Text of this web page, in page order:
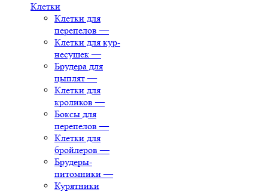
Клетки
Клетки для
перепелов —
Клетки для кур-
несушек —
Брудера для
цыплят —
Клетки для
кроликов —
Боксы для
перепелов —
Клетки для
бройлеров —
Брудеры-
питомники —
Курятники